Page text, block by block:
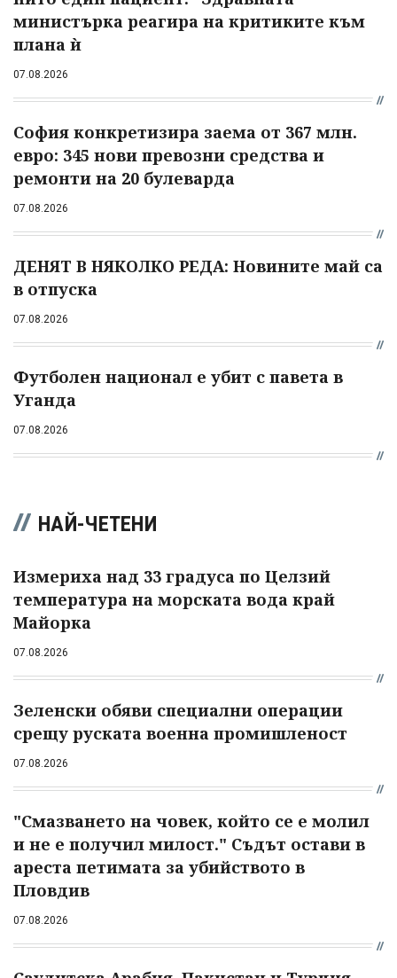
министърка реагира на критиките към
плана ѝ
07.08.2026
София конкретизира заема от 367 млн.
евро: 345 нови превозни средства и
ремонти на 20 булеварда
07.08.2026
ДЕНЯТ В НЯКОЛКО РЕДА: Новините май са
в отпуска
07.08.2026
Футболен национал е убит с павета в
Уганда
07.08.2026
НАЙ-ЧЕТЕНИ
Измериха над 33 градуса по Целзий
температура на морската вода край
Майорка
07.08.2026
Зеленски обяви специални операции
срещу руската военна промишленост
07.08.2026
"Смазването на човек, който се е молил
и не е получил милост." Съдът остави в
ареста петимата за убийството в
Пловдив
07.08.2026